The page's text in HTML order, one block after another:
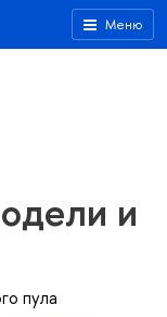
Меню
и
пула